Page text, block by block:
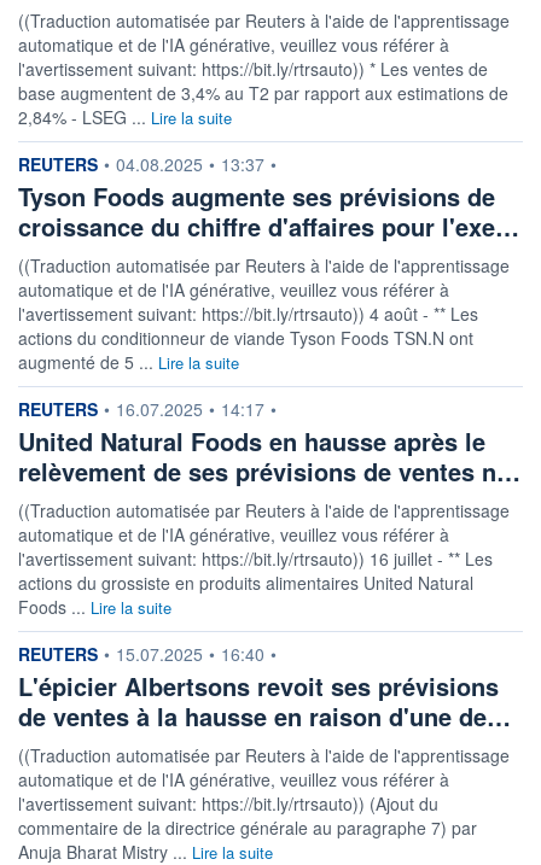
((Traduction automatisée par Reuters à l'aide de l'apprentissage
automatique et de l'IA générative, veuillez vous référer à
l'avertissement suivant: https://bit.ly/rtrsauto)) * Les ventes de
base augmentent de 3,4% au T2 par rapport aux estimations de
2,84% - LSEG ... Lire la suite
information fournie par
REUTERS • 04.08.2025 • 13:37 •
Tyson Foods augmente ses prévisions de
croissance du chiffre d'affaires pour l'exe…
((Traduction automatisée par Reuters à l'aide de l'apprentissage
automatique et de l'IA générative, veuillez vous référer à
l'avertissement suivant: https://bit.ly/rtrsauto)) 4 août - ** Les
actions du conditionneur de viande Tyson Foods TSN.N ont
augmenté de 5 ... Lire la suite
information fournie par
REUTERS • 16.07.2025 • 14:17 •
United Natural Foods en hausse après le
relèvement de ses prévisions de ventes n…
((Traduction automatisée par Reuters à l'aide de l'apprentissage
automatique et de l'IA générative, veuillez vous référer à
l'avertissement suivant: https://bit.ly/rtrsauto)) 16 juillet - ** Les
actions du grossiste en produits alimentaires United Natural
Foods ... Lire la suite
information fournie par
REUTERS • 15.07.2025 • 16:40 •
L'épicier Albertsons revoit ses prévisions
de ventes à la hausse en raison d'une de…
((Traduction automatisée par Reuters à l'aide de l'apprentissage
automatique et de l'IA générative, veuillez vous référer à
l'avertissement suivant: https://bit.ly/rtrsauto)) (Ajout du
commentaire de la directrice générale au paragraphe 7) par
Anuja Bharat Mistry ... Lire la suite